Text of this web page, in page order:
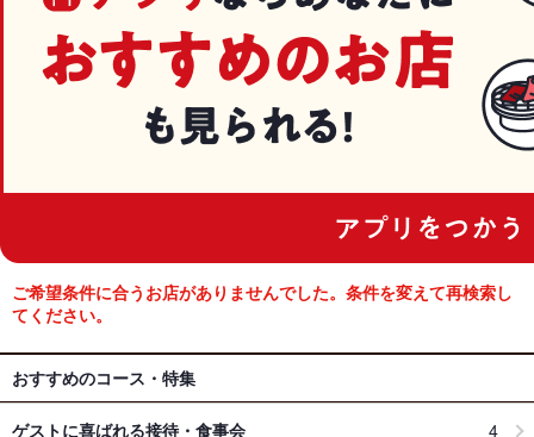
ご希望条件に合うお店がありませんでした。条件を変えて再検索し
てください。
おすすめのコース・特集
ゲストに喜ばれる接待・食事会 4